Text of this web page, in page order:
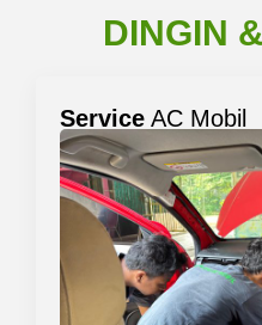
DINGIN
Service AC Mobil